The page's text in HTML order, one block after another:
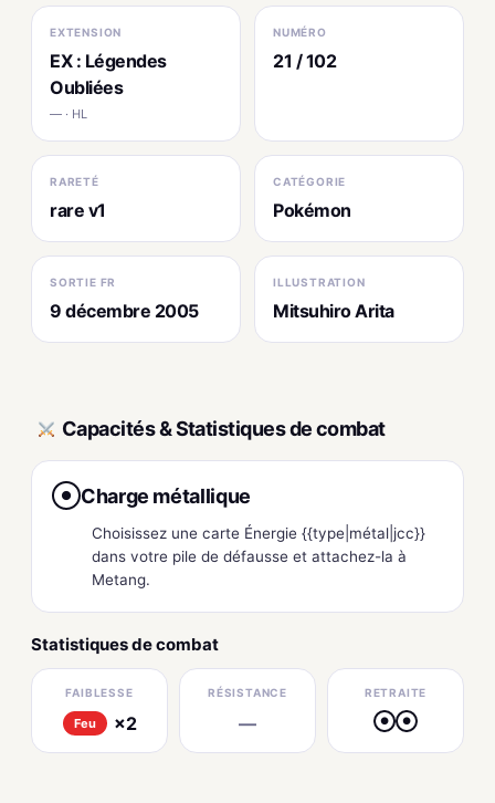
EXTENSION
EX : Légendes
Oubliées
— · HL
NUMÉRO
21 / 102
RARETÉ
rare v1
CATÉGORIE
Pokémon
SORTIE FR
9 décembre 2005
ILLUSTRATION
Mitsuhiro Arita
Capacités & Statistiques de combat
● Charge métallique
Choisissez une carte Énergie {{type|métal|jcc}}
dans votre pile de défausse et attachez-la à
Metang.
Statistiques de combat
FAIBLESSE
Feu ×2
RÉSISTANCE
—
RETRAITE
● ●